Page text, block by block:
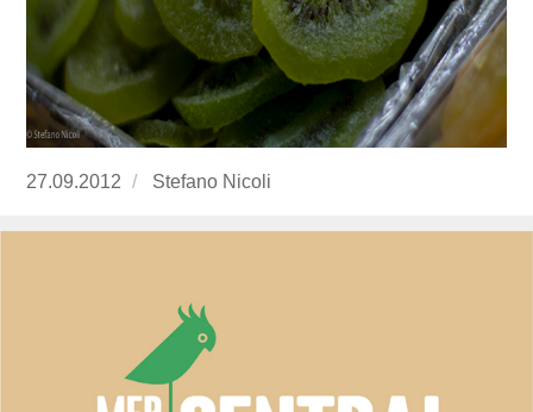
Publicado
27.09.2012 https://www.experimenta.es/author/
Stefano Nicoli